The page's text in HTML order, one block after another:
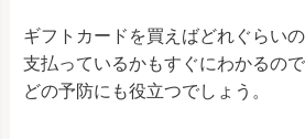
ギフトカードを買えばどれぐらい
支払っているかもすぐにわかるの
どの予防にも役立つでしょう。